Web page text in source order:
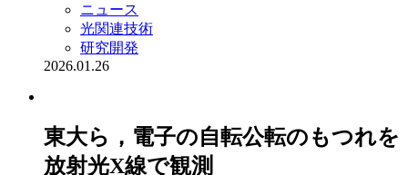
ニュース
光関連技術
研究開発
2026.01.26
東大ら，電子の自転公転のもつれを
放射光X線で観測